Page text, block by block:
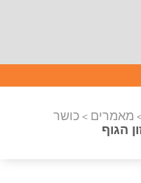
מאמרים > כושר
הגוף